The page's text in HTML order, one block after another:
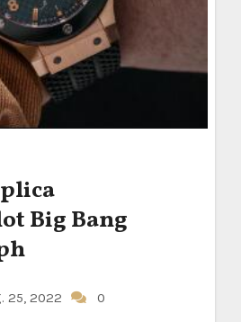
Big Bang
25, 2022
0